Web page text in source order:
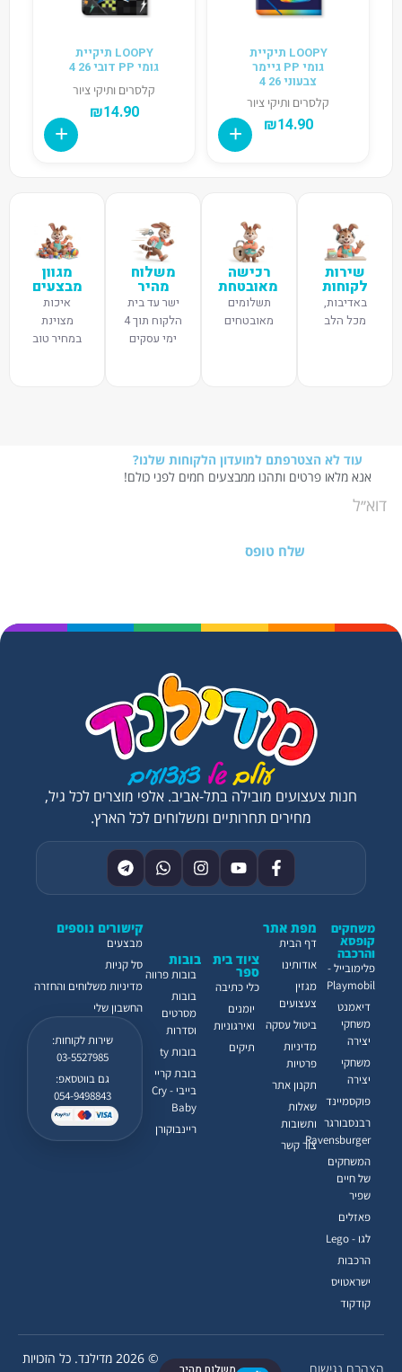
LOOPY תיקיית
גומי PP גיימר
צבעוני 26 4
קלסרים ותיקי ציור
₪14.90
LOOPY תיקיית
גומי PP דובי 26 4
קלסרים ותיקי ציור
₪14.90
שירות
לקוחות
באדיבות,
מכל הלב
רכישה
מאובטחת
תשלומים
מאובטחים
משלוח
מהיר
ישר עד בית
הלקוח תוך 4
ימי עסקים
מגוון
מבצעים
איכות
מצוינת
במחיר טוב
עוד לא הצטרפתם למועדון הלקוחות שלנו?
אנא מלאו פרטים ותהנו ממבצעים חמים לפני כולם!
שלח טופס
© 2026 מדילנד. כל הזכויות
קישורים נוספים
מבצעים
סל קניות
מדיניות משלוחים והחזרה
החשבון שלי
שירות לקוחות:
03-5527985
גם בווטסאפ:
054-9498843
ציוד בית
ספר
כלי כתיבה
יומנים
ואירגוניות
תיקים
בובות
בובות פרווה
בובות
מסרטים
וסדרות
בובות ty
בובת קריי
בייבי - Cry
Baby
ריינבוקורן
משחקים
קופסא
והרכבה
פלימובייל -
Playmobil
דיאמנט
משחקי
יצירה
משחקי
יצירה
פוקסמיינד
רבנסבורגר
Ravensburger
המשחקים
של חיים
שפיר
פאזלים
לגו - Lego
הרכבות
ישראטויס
קודקוד
מפת אתר
דף הבית
אודותינו
מגזין
צעצועים
ביטול עסקה
מדיניות
פרטיות
תקנון אתר
שאלות
ותשובות
צור קשר
חנות צעצועים מובילה בתל-אביב. אלפי מוצרים לכל גיל,
מחירים תחרותיים ומשלוחים לכל הארץ.